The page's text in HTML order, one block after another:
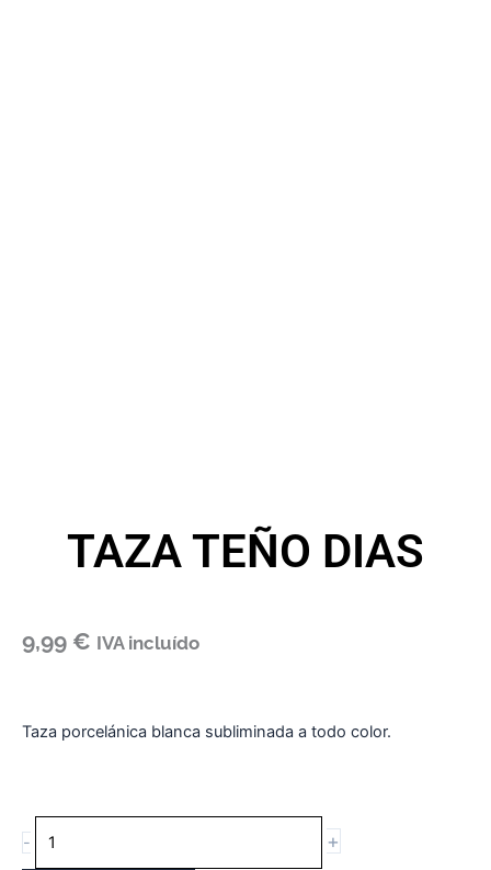
TAZA TEÑO DIAS
9,99 € IVA incluído
Taza porcelánica blanca subliminada a todo color.
- +